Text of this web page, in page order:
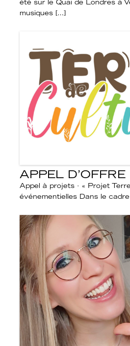
été sur le Quai de Londres à
musiques […]
APPEL D’OFFRE
Appel à projets · « Projet
événementielles Dans le